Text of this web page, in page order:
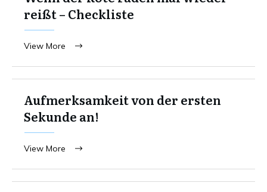
reißt – Checkliste
View More
Aufmerksamkeit von der ersten
Sekunde an!
View More